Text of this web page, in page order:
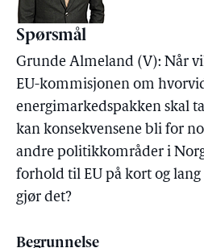
Spørsmål
Grunde Almeland (V): Når
EU-kommisjonen om
energimarkedspakken skal
kan konsekvensene bli for
andre politikkområder i
forhold til EU på kort og
gjør det?
Begrunnelse